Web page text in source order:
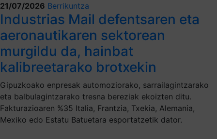
21/07/2026 Berrikuntza
Industrias Mail defentsaren eta
aeronautikaren sektorean
murgildu da, hainbat
kalibreetarako brotxekin
Gipuzkoako enpresak automoziorako, sarrailagintzarako
eta balbulagintzarako tresna bereziak ekoizten ditu.
Fakturazioaren %35 Italia, Frantzia, Txekia, Alemania,
Mexiko edo Estatu Batuetara esportatzetik dator.